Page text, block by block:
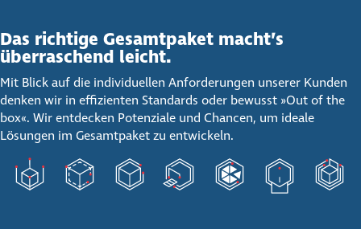
Das richtige Gesamt­paket macht’s
über­ra­schend leicht.
Mit Blick auf die individuellen Anforderungen unserer Kunden
denken wir in effizienten Standards oder bewusst »Out of the
box«. Wir entdecken Potenziale und Chancen, um ideale
Lösungen im Gesamtpaket zu entwickeln.